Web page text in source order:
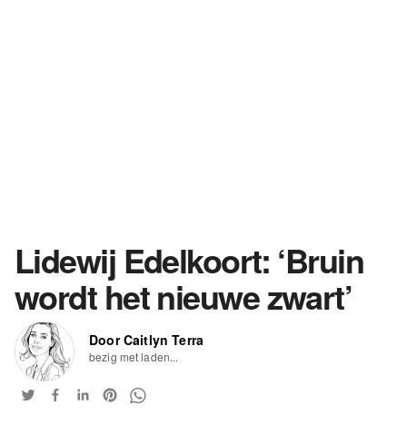
Lidewij Edelkoort: ‘Bruin
wordt het nieuwe zwart’
Door Caitlyn Terra
bezig met laden...